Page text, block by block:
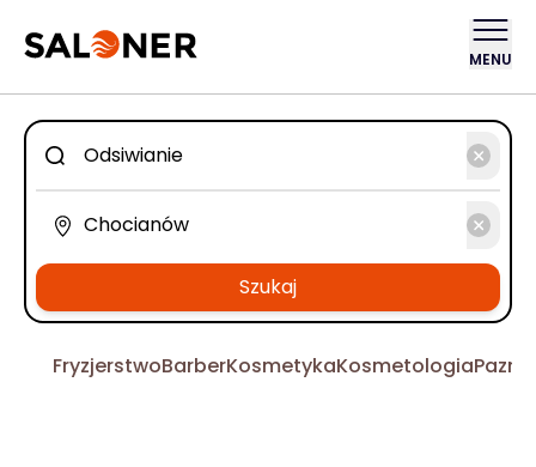
MENU
Szukaj
FryzjerstwoBarberKosmetykaKosmetologia